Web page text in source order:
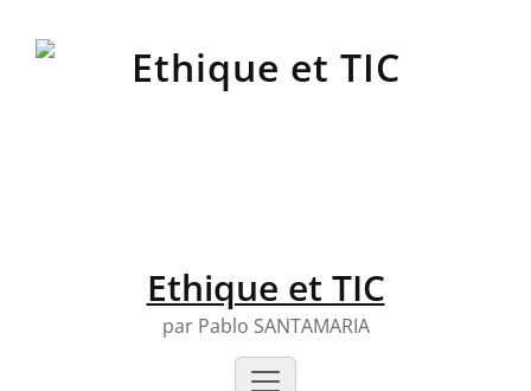
Ethique et TIC
par Pablo SANTAMARIA